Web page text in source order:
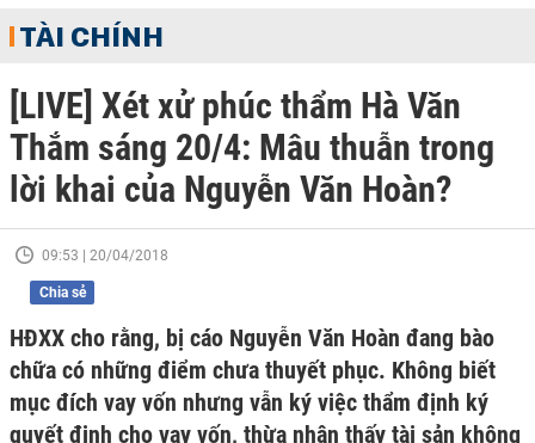
TÀI CHÍNH
[LIVE] Xét xử phúc thẩm Hà Văn
Thắm sáng 20/4: Mâu thuẫn trong
lời khai của Nguyễn Văn Hoàn?
09:53 | 20/04/2018
Chia sẻ
HĐXX cho rằng, bị cáo Nguyễn Văn Hoàn đang bào
chữa có những điểm chưa thuyết phục. Không biết
mục đích vay vốn nhưng vẫn ký việc thẩm định ký
quyết định cho vay vốn, thừa nhận thấy tài sản không